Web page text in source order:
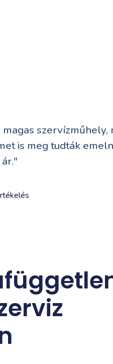
magas szervízműhely,
is meg tudták